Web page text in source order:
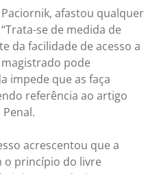
afastou qualquer
se de medida de
da facilidade de acesso a
pode
impede que as faça
referência ao artigo
acrescentou que a
o princípio do livre